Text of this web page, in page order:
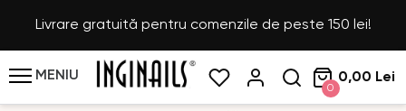
Livrare gratuită pentru comenzile de peste 150 lei!
MENIU
0
0,00 Lei